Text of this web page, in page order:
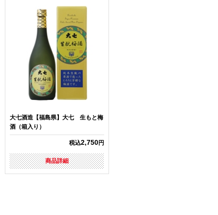
大七酒造【福島県】大七 生もと梅
酒（箱入り）
税込2,750円
商品詳細